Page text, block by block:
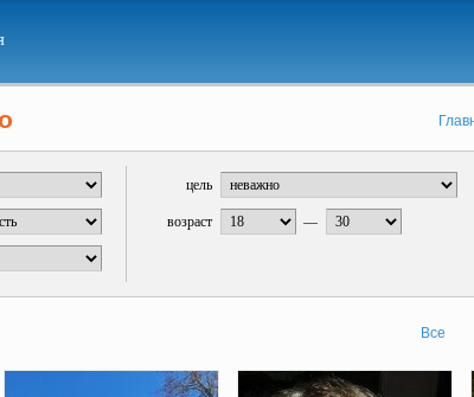
цель
возраст —
Все